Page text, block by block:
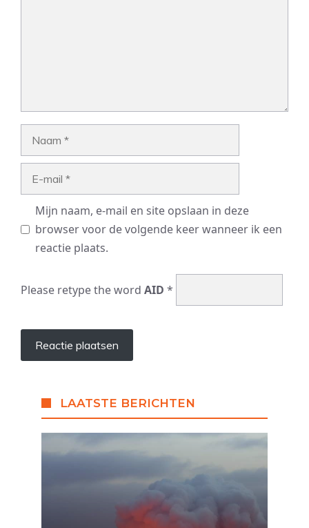
Mijn naam, e-mail en site opslaan in deze
browser voor de volgende keer wanneer ik een
reactie plaats.
Please retype the word AID *
LAATSTE BERICHTEN